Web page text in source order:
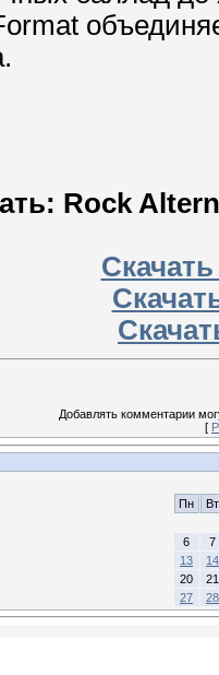
Rock
Добавлять комментарии
[
Пн Вт
6
7
13
14
20
21
27
28